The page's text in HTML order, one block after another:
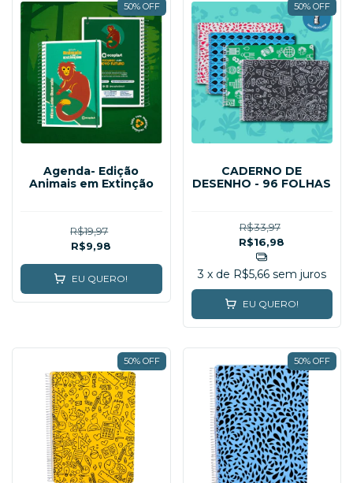
50% OFF
Agenda- Edição
Animais em Extinção
R$19,97
R$9,98
EU QUERO!
50% OFF
CADERNO DE
DESENHO - 96 FOLHAS
R$33,97
R$16,98
3 x de R$5,66 sem juros
EU QUERO!
50% OFF 50% OFF